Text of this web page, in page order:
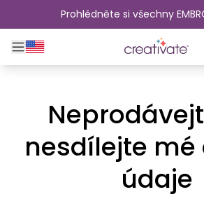
přejít na obsahProhlédněte si všechny
Přepnout hlavní navigaci
nesdílejte
údaje